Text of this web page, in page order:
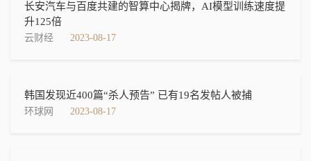
长安汽车与百度共建的智算中心揭牌，AI模型训练速度提
升125倍
云财经 2023-08-17
韩国发现近400篇“杀人预告” 已有19名发帖人被捕
环球网 2023-08-17